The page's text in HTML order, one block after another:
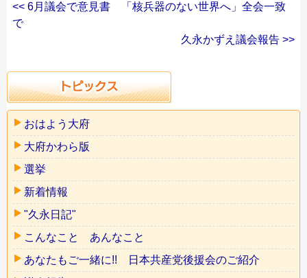
<< 6月議会で意見書 「核兵器のない世界へ」全会一致
で
久永かずえ議会報告 >>
おはよう大府
大府かわら版
選挙
新着情報
"久永日記"
こんなこと あんなこと
あなたもご一緒に!! 日本共産党後援会のご紹介